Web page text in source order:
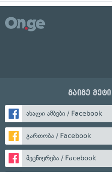
გაიგე
ახალი ამბები / Facebook
გართობა / Facebook
მეცნიერება / Facebook